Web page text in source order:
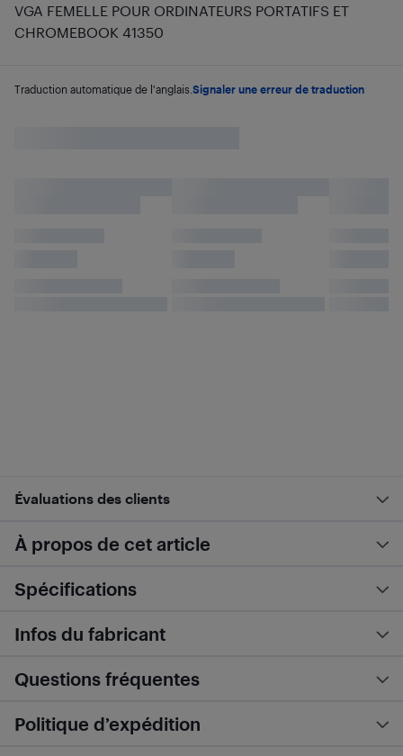
VGA FEMELLE POUR ORDINATEURS PORTATIFS ET
CHROMEBOOK 41350
Traduction automatique de l'anglais. Signaler une erreur de traduction
Évaluations des clients
À propos de cet article
Spécifications
Infos du fabricant
Questions fréquentes
Politique d’expédition